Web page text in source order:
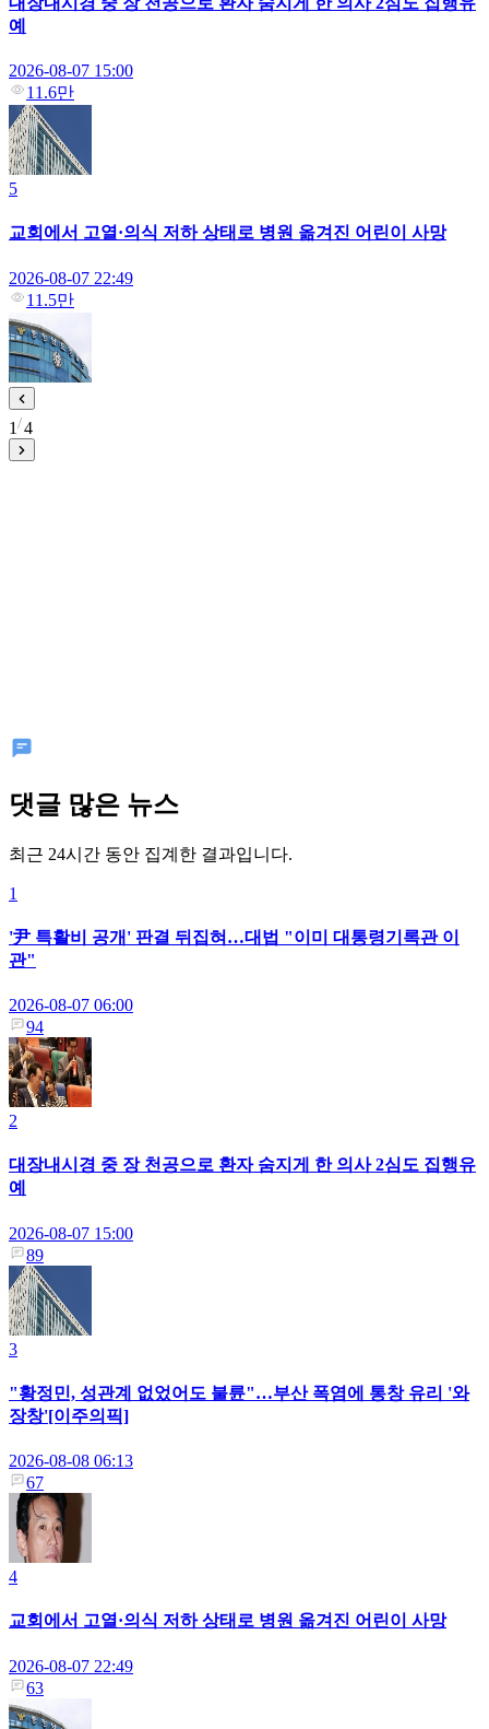
예
2026-08-07 15:00
11.6만
5
교회에서 고열·의식 저하 상태로 병원 옮겨진 어린이 사망
2026-08-07 22:49
11.5만
1 4
댓글 많은 뉴스
최근 24시간 동안 집계한 결과입니다.
1
'尹 특활비 공개' 판결 뒤집혀…대법 "이미 대통령기록관 이
관"
2026-08-07 06:00
94
2
대장내시경 중 장 천공으로 환자 숨지게 한 의사 2심도 집행유
예
2026-08-07 15:00
89
3
"황정민, 성관계 없었어도 불륜"…부산 폭염에 통창 유리 '와
장창'[이주의픽]
2026-08-08 06:13
67
4
교회에서 고열·의식 저하 상태로 병원 옮겨진 어린이 사망
2026-08-07 22:49
63